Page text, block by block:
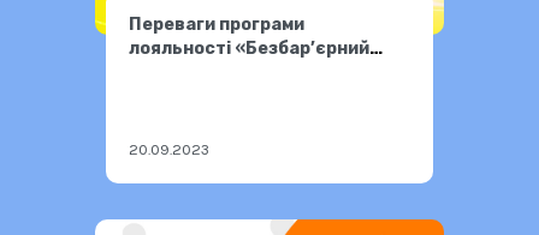
Переваги програми
лояльності «Безбар’єрний
20.09.2023